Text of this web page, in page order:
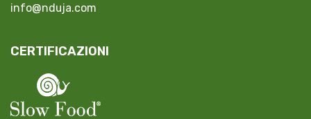
info@nduja.com
CERTIFICAZIONI